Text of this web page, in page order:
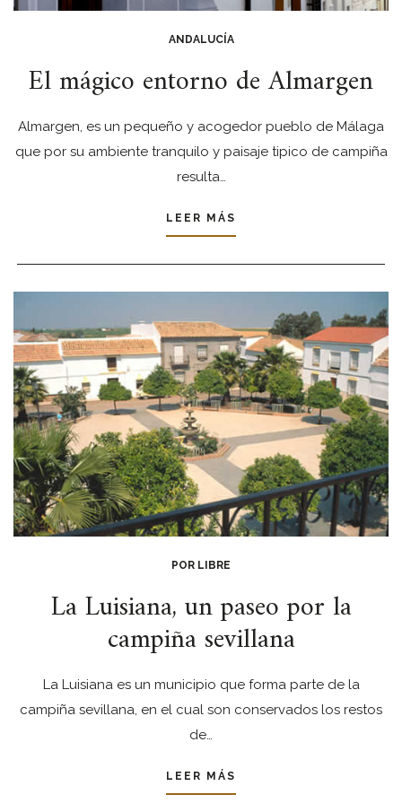
ANDALUCÍA
El mágico entorno de Almargen
Almargen, es un pequeño y acogedor pueblo de Málaga
que por su ambiente tranquilo y paisaje tipico de campiña
resulta…
LEER MÁS
POR LIBRE
La Luisiana, un paseo por la
campiña sevillana
La Luisiana es un municipio que forma parte de la
campiña sevillana, en el cual son conservados los restos
de…
LEER MÁS